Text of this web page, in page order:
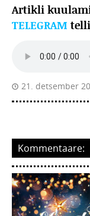
Artikli
TELEGRAM
21. detsember
Kommentaare: